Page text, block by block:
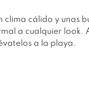
clima cálido y unas
a cualquier look.
a la playa.